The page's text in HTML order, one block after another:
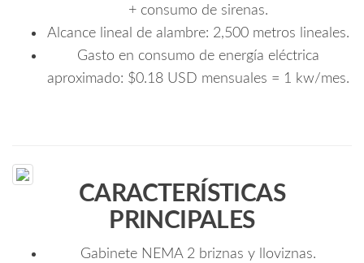
+ consumo de sirenas.
Alcance lineal de alambre: 2,500 metros lineales.
Gasto en consumo de energía eléctrica
aproximado: $0.18 USD mensuales = 1 kw/mes.
CARACTERÍSTICAS
PRINCIPALES
Gabinete NEMA 2 briznas y lloviznas.